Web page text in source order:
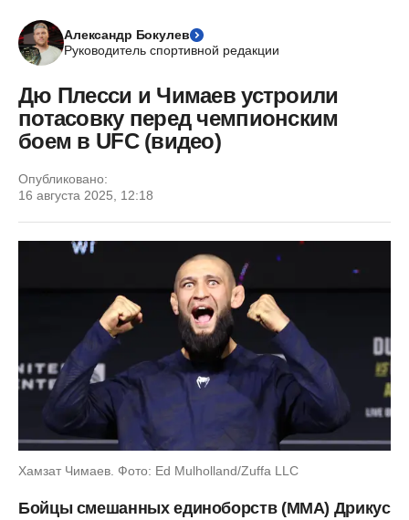
Александр Бокулев
Руководитель спортивной редакции
Дю Плесси и Чимаев устроили
потасовку перед чемпионским
боем в UFC (видео)
Опубликовано:
16 августа 2025, 12:18
Хамзат Чимаев. Фото: Ed Mulholland/Zuffa LLC
Бойцы смешанных единоборств (ММА) Дрикус